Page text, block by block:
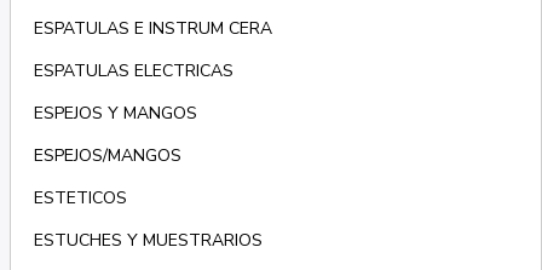
ESPATULAS E INSTRUM CERA
ESPATULAS ELECTRICAS
ESPEJOS Y MANGOS
ESPEJOS/MANGOS
ESTETICOS
ESTUCHES Y MUESTRARIOS